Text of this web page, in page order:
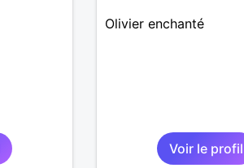
Olivier enchanté
Voir le profil